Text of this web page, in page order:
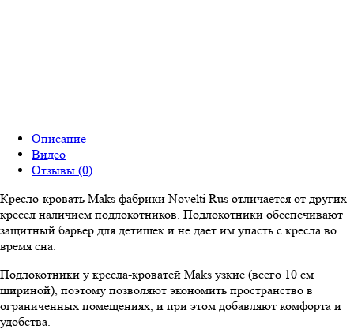
Описание
Видео
Отзывы (0)
Кресло-кровать Maks фабрики Novelti Rus отличается от других
кресел наличием подлокотников. Подлокотники обеспечивают
защитный барьер для детишек и не дает им упасть с кресла во
время сна.
Подлокотники у кресла-кроватей Maks узкие (всего 10 см
шириной), поэтому позволяют экономить пространство в
ограниченных помещениях, и при этом добавляют комфорта и
удобства.